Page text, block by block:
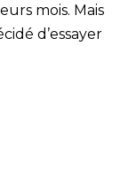
mois. Mais
d’essayer